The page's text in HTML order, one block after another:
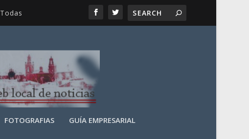
Todas
FOTOGRAFIAS GUÍA EMPRESARIAL
LOGIN USER TTN